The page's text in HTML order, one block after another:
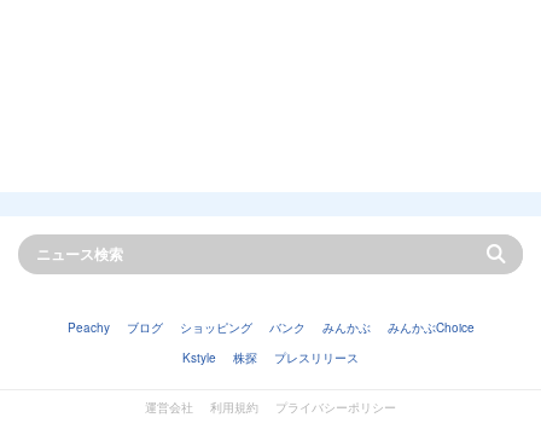
Peachy ブログ ショッピング バンク みんかぶ
みんかぶChoice
Kstyle
株探 プレスリリース
運営会社 利用規約 プライバシーポリシー